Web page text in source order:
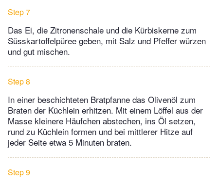
Step 7
Das Ei, die Zitronenschale und die Kürbiskerne zum
Süsskartoffelpüree geben, mit Salz und Pfeffer würzen
und gut mischen.
Step 8
In einer beschichteten Bratpfanne das Olivenöl zum
Braten der Küchlein erhitzen. Mit einem Löffel aus der
Masse kleinere Häufchen abstechen, ins Öl setzen,
rund zu Küchlein formen und bei mittlerer Hitze auf
jeder Seite etwa 5 Minuten braten.
Step 9